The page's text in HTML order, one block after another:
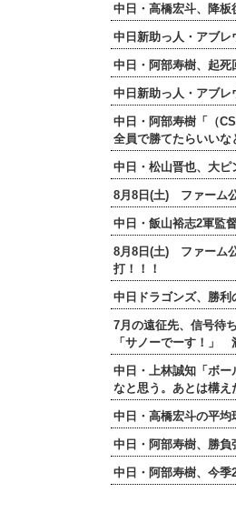
中日・高橋宏斗、降板
中日新助っ人・アブ
中日・阿部寿樹、起死
中日新助っ人・アブレ
中日・阿部寿樹「（
全員で勝てたらいいな
中日・松山晋也、大ピ
8月8日(土) ファーム
中日・飯山裕志2軍監
8月8日(土) ファーム
打！！！
中日ドラゴンズ、勝
7月の遠征先、信号待
「サノーでーす！」
中日・上林誠知「ボ
なと思う。あとは構え
中日・高橋宏斗の平
中日・阿部寿樹、勝
中日・阿部寿樹、今季